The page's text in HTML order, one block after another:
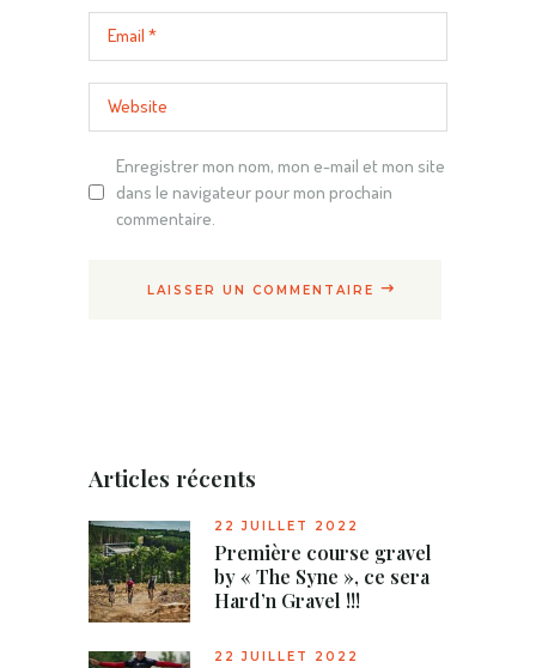
Enregistrer mon nom, mon e-mail et mon site
dans le navigateur pour mon prochain
commentaire.
LAISSER UN COMMENTAIRE
Articles récents
22 JUILLET 2022
Première course gravel
by « The Syne », ce sera
Hard’n Gravel !!!
22 JUILLET 2022